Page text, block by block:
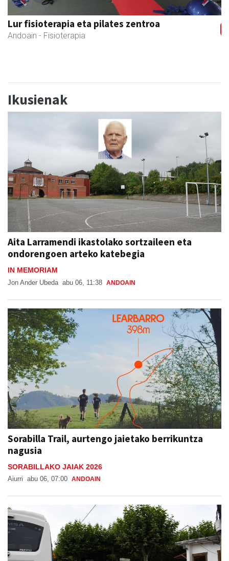
Keinu euskal jantziak
Andoain - Arropa-dendak
Previous Next
Ikusienak
Aita Larramendi ikastolako sortzaileen eta
ondorengoen arteko katebegia
IN MEMORIAM
Jon Ander Ubeda abu 06, 11:38 ANDOAIN
Sorabilla Trail, aurtengo jaietako berrikuntza
nagusia
SORABILLAKO JAIAK 2026
Aiurri abu 06, 07:00 ANDOAIN